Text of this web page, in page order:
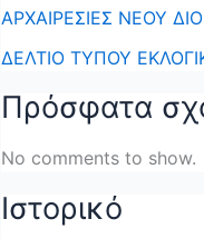
ΑΡΧΑΙΡΕΣΙΕΣ ΝΕΟΥ
ΔΕΛΤΙΟ ΤΥΠΟΥ
Πρόσφατα
No comments to show.
Ιστορικό